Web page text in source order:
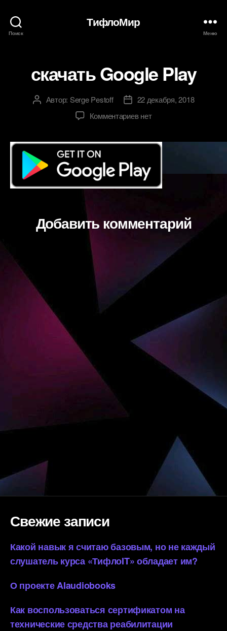
Поиск
ТифлоМир
Меню
скачать Google Play
АвторАвтор: Serge Pestoff
Дата22 декабря, 2018
Комментариевк
Google
нет
Добавить комментарий
Свежие записи
Какой навык я считаю базовым, но не каждый
слушатель курса «ТифлоIT» обладает им?
О проекте AIaudiobooks
Как воспользоваться сертификатом на
технические средства реабилитации